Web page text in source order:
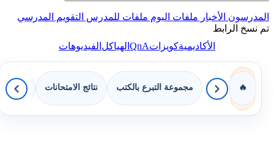
المدرسون الأخبار ملفات اليوم ملفات للمدرس التقويم المدرسي
تم نسخ الرابط
الأكاديميةكويزاتQnAالهياكلالفيديوهات
🔥 مجموعة التبرع بالكتب نتائج الامتحانات